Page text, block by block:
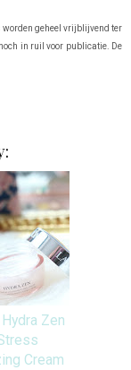
worden geheel vrijblijvend ter
in ruil voor publicatie. De
Zen
Cream